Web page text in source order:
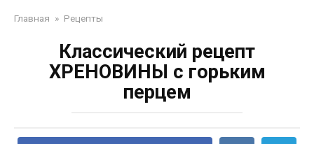
Главная » Рецепты
Классический рецепт
ХРЕНОВИНЫ с горьким
перцем